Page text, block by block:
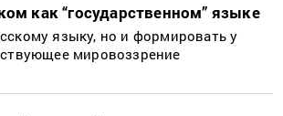
как “государственном” языке
языку, но и формировать у
мировоззрение